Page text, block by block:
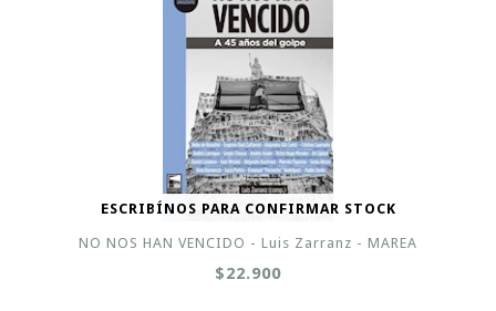
ESCRIBÍNOS PARA CONFIRMAR STOCK
NO NOS HAN VENCIDO - Luis Zarranz - MAREA
$22.900